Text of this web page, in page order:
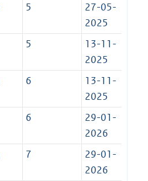
5
27-05-
2025
5
13-11-
2025
6
13-11-
2025
6
29-01-
2026
7
29-01-
2026